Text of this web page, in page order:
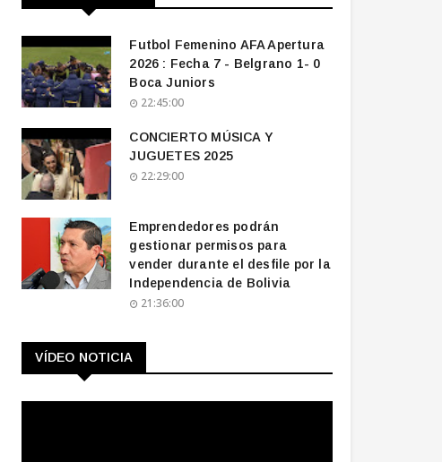
Futbol Femenino AFA Apertura
2026 : Fecha 7 - Belgrano 1- 0
Boca Juniors
22:45:00
CONCIERTO MÚSICA Y
JUGUETES 2025
22:29:00
Emprendedores podrán
gestionar permisos para
vender durante el desfile por la
Independencia de Bolivia
21:36:00
VÍDEO NOTICIA